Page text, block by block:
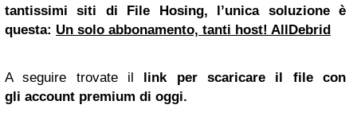
tantissimi siti di File Hosing, l’unica soluzione è
questa: Un solo abbonamento, tanti host! AllDebrid
A seguire trovate il link per scaricare il file con
gli account premium di oggi.